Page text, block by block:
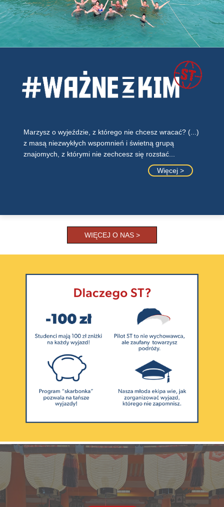
Marzysz o wyjeździe, z którego nie chcesz wracać? (...)
z masą niezwykłych wspomnień i świetną grupą
znajomych, z którymi nie zechcesz się rozstać...
Więcej >
WIĘCEJ O NAS >